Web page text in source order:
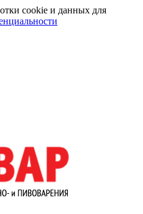
cookie и данных для